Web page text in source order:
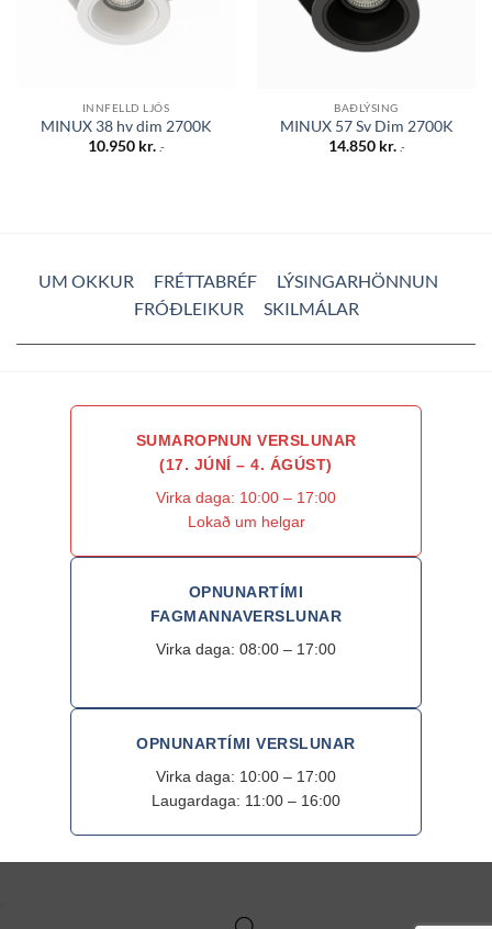
INNFELLD LJÓS
MINUX 38 hv dim 2700K
10.950 kr. .-
BAÐLÝSING
MINUX 57 Sv Dim 2700K
14.850 kr. .-
UM OKKUR FRÉTTABRÉF
LÝSINGARHÖNNUN
FRÓÐLEIKUR
SKILMÁLAR
SUMAROPNUN VERSLUNAR
(17. JÚNÍ – 4. ÁGÚST)
Virka daga: 10:00 – 17:00
Lokað um helgar
OPNUNARTÍMI
FAGMANNAVERSLUNAR
Virka daga: 08:00 – 17:00
OPNUNARTÍMI VERSLUNAR
Virka daga: 10:00 – 17:00
Laugardaga: 11:00 – 16:00